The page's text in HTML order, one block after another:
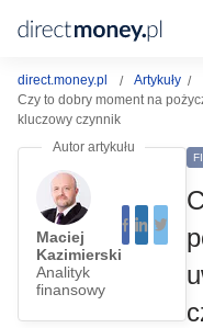
direct.money.pl Artykuły
Czy to dobry moment na
kluczowy czynnik
Maciej
Kazimierski
Analityk
finansowy